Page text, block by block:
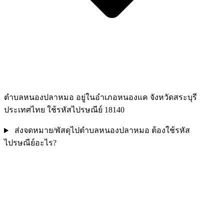
ตำบลหนองปลาหมอ อยู่ในอำเภอหนองแค จังหวัดสระบุรี
ประเทศไทย ใช้รหัสไปรษณีย์ 18140
ส่งจดหมาย/พัสดุไปตำบลหนองปลาหมอ ต้องใช้รหัส
ไปรษณีย์อะไร?